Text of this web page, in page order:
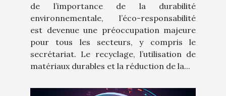
de l’importance de la durabilité
environnementale, l’éco-responsabilité
est devenue une préoccupation majeure
pour tous les secteurs, y compris le
secrétariat. Le recyclage, l’utilisation de
matériaux durables et la réduction de la...